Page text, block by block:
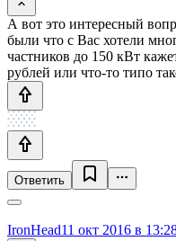
А вот это интересный
были что с Вас хотели
частников до 150 кВт
рублей или что-то типо
Ответить
IronHead11 окт 2016 в